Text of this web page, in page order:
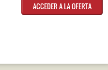
ACCEDER A LA OFERTA